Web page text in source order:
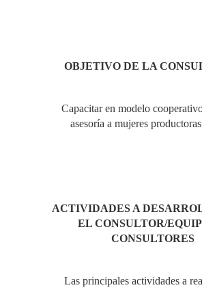
OBJETIVO DE LA
Capacitar en modelo
asesoría a mujeres
ACTIVIDADES A
EL CONSULTOR/
CONSULTORES
Las principales actividades a